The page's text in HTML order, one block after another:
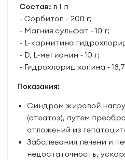
Состав: в 1 л
- Сорбитол - 200 г;
- Магния сульфат - 10 г;
- L-карнитина
- D, L-метионин - 10 г;
- Гидрохлорид холина -
Показания:
Синдром жировой
(стеатоз), путем
отложений из
Заболевания печени и
недостаточность,